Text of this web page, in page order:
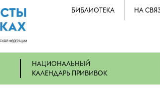
БИБЛИОТЕКА НА
НАЦИОНАЛЬНЫЙ
КАЛЕНДАРЬ ПРИВИВОК